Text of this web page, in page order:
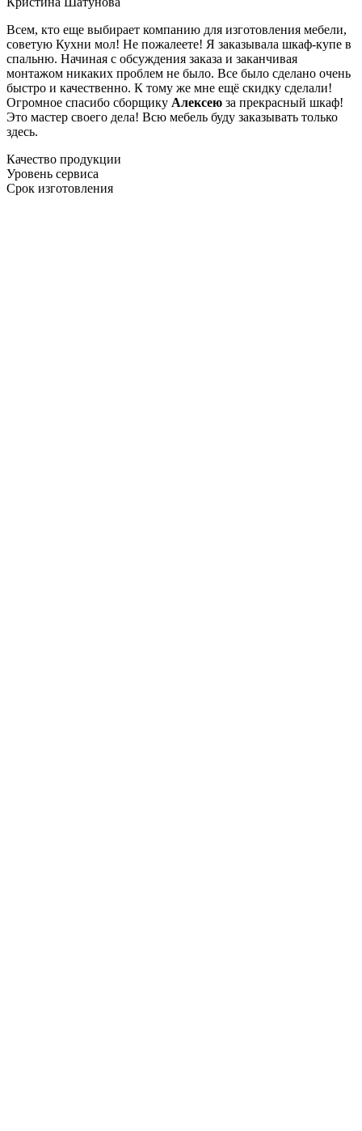
Всем, кто еще выбирает компанию для изготовления мебели,
советую Кухни мол! Не пожалеете! Я заказывала шкаф-купе в
спальню. Начиная с обсуждения заказа и заканчивая
монтажом никаких проблем не было. Все было сделано очень
быстро и качественно. К тому же мне ещё скидку сделали!
Огромное спасибо сборщику Алексею за прекрасный шкаф!
Это мастер своего дела! Всю мебель буду заказывать только
здесь.
Качество продукции
Уровень сервиса
Срок изготовления